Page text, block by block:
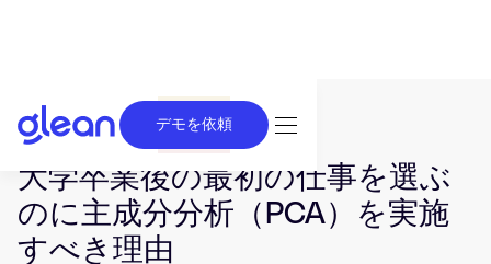
デモを依頼
発行済み Oct 11, 2021. 最終更新日 Jun 26, 2025.
大学卒業後の最初の仕事を選ぶ
のに主成分分析（PCA）を実施
すべき理由